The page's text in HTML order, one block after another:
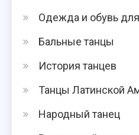
Одежда и обувь для
Бальные танцы
История танцев
Танцы Латинской
Народный танец